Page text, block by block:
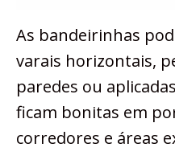
As bandeirinhas
varais horizontais,
paredes ou
ficam bonitas em
corredores e áreas